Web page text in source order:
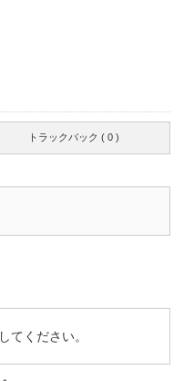
トラックバック ( 0 )
してください。